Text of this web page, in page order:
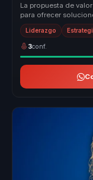
La propuesta de
para ofrecer
acción. Su enf...
Liderazgo
3conf.